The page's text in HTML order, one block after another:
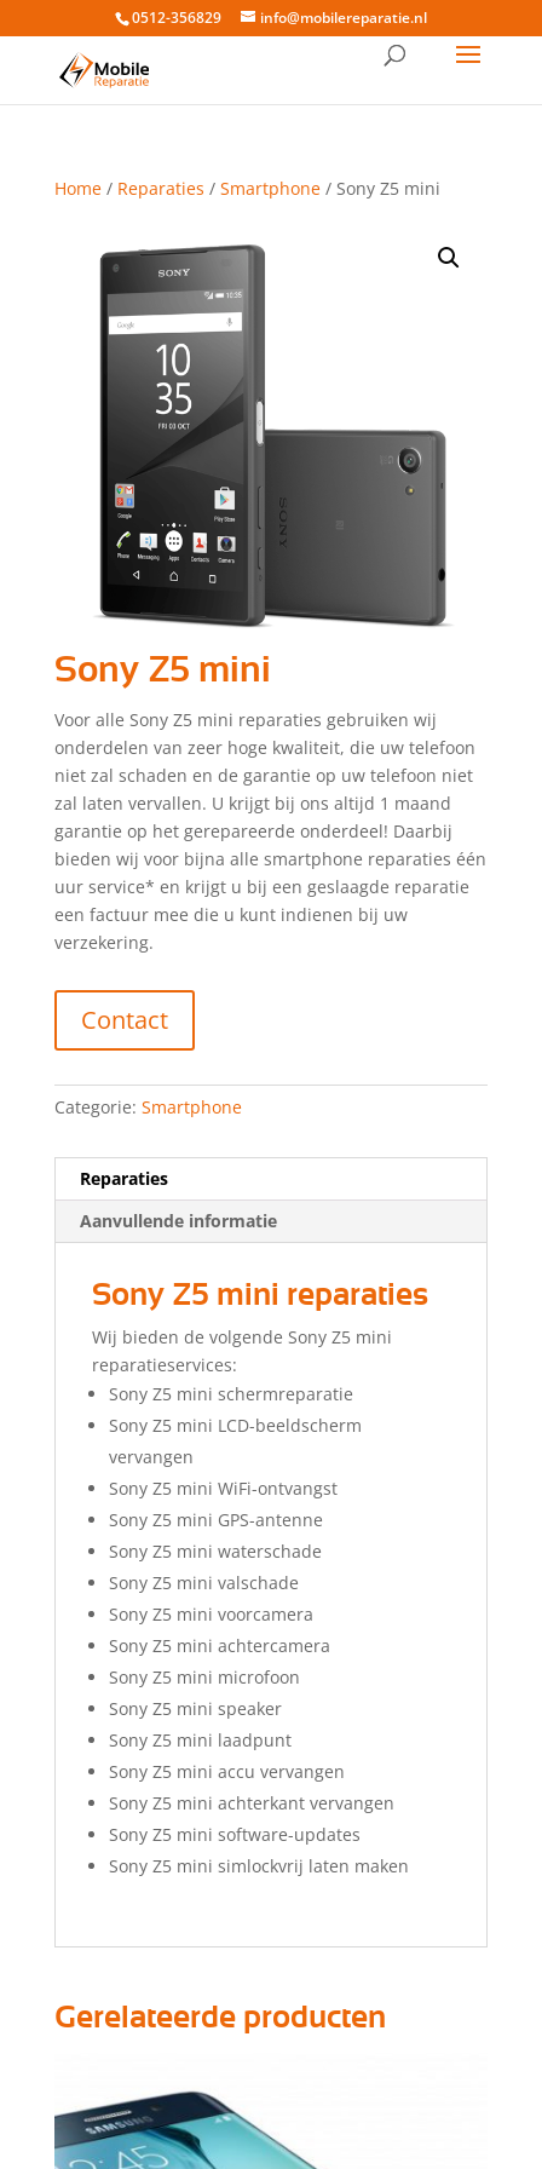
0512-356829 info@mobilereparatie.nl
Home/ Reparaties / Smartphone/ Sony Z5 mini
Sony Z5 mini
Voor alle Sony Z5 mini reparaties gebruiken wij
onderdelen van zeer hoge kwaliteit, die uw telefoon
niet zal schaden en de garantie op uw telefoon niet
zal laten vervallen. U krijgt bij ons altijd 1 maand
garantie op het gerepareerde onderdeel! Daarbij
bieden wij voor bijna alle smartphone reparaties één
uur service* en krijgt u bij een geslaagde reparatie
een factuur mee die u kunt indienen bij uw
verzekering.
Contact
Categorie: Smartphone
Reparaties
Aanvullende informatie
Sony Z5 mini reparaties
Wij bieden de volgende Sony Z5 mini
reparatieservices:
Sony Z5 mini schermreparatie
Sony Z5 mini LCD-beeldscherm
vervangen
Sony Z5 mini WiFi-ontvangst
Sony Z5 mini GPS-antenne
Sony Z5 mini waterschade
Sony Z5 mini valschade
Sony Z5 mini voorcamera
Sony Z5 mini achtercamera
Sony Z5 mini microfoon
Sony Z5 mini speaker
Sony Z5 mini laadpunt
Sony Z5 mini accu vervangen
Sony Z5 mini achterkant vervangen
Sony Z5 mini software-updates
Sony Z5 mini simlockvrij laten maken
Gerelateerde producten